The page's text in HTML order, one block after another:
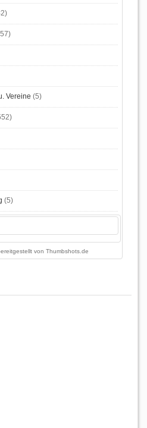
Vereine (5)
(5)
von Thumbshots.de